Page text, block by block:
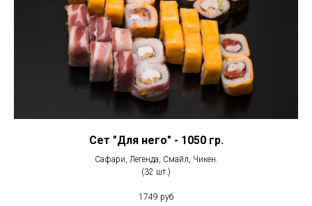
Сет "Для него" - 1050 гр.
Сафари, Легенда, Смайл, Чикен.
(32 шт.)
1749 руб